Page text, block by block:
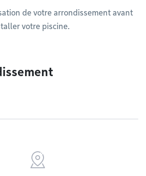
de votre arrondissement avant
votre piscine.